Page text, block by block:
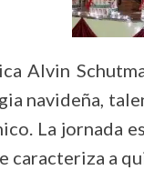
Alvin
navideña,
La jornada
caracteriza a